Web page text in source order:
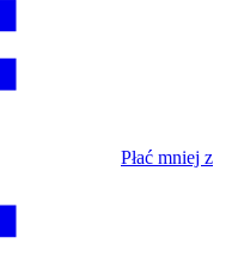
Płać mniej z